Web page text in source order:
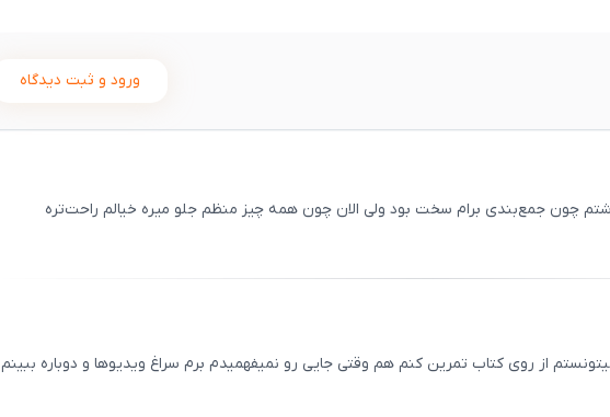
ورود و ثبت دیدگاه
چون جمع‌بندی برام سخت بود ولی الان چون همه چیز منظم جلو میره خیالم راحت‌تره
از روی کتاب تمرین کنم هم وقتی جایی رو نمیفهمیدم برم سراغ ویدیوها و دوباره ببینم